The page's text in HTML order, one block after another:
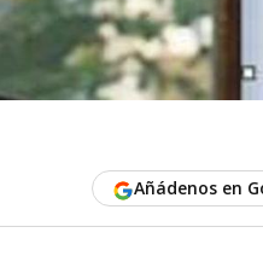
Añádenos en